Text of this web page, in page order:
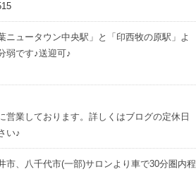
ニュータウン中央駅」と「印西牧の原駅」よ
弱です♪送迎可♪
営業しております。詳しくはブログの定休日
い♪
市、八千代市(一部)サロンより車で30分圏内程